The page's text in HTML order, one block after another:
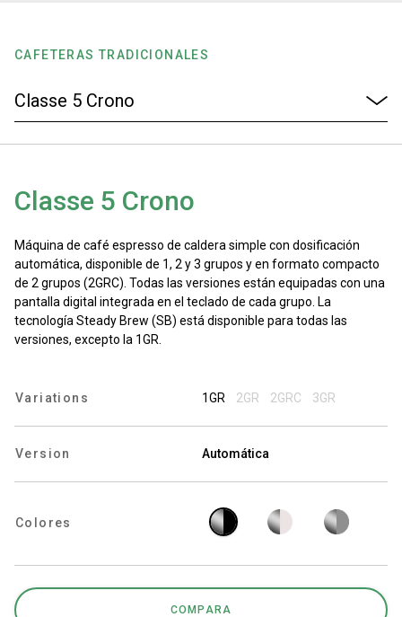
CAFETERAS TRADICIONALES
Classe 5 Crono
Máquina de café espresso de caldera simple con dosificación
automática, disponible de 1, 2 y 3 grupos y en formato compacto
de 2 grupos (2GRC). Todas las versiones están equipadas con una
pantalla digital integrada en el teclado de cada grupo. La
tecnología Steady Brew (SB) está disponible para todas las
versiones, excepto la 1GR.
Variations 1GR 2GR 2GRC 3GR
Version Automática
Colores
COMPARA
Nuestros laboratorios
Sostenibilidad
Contacto
Política de Privacidad